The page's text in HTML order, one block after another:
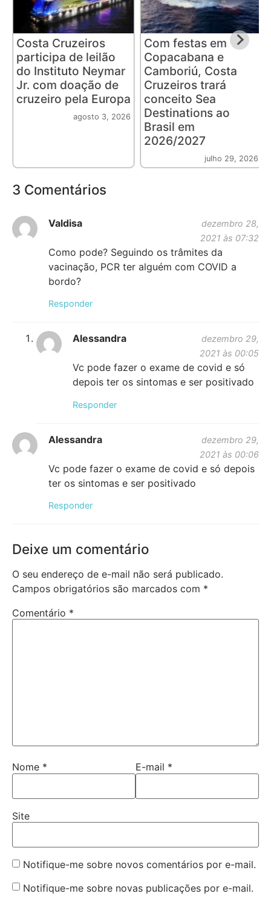
Costa Cruzeiros
participa de leilão
do Instituto Neymar
Jr. com doação de
cruzeiro pela Europa
agosto 3, 2026
Com festas em
Copacabana e
Camboriú, Costa
Cruzeiros trará
conceito Sea
Destinations ao
Brasil em
2026/2027
julho 29, 2026
3 Comentários
Valdisa
dezembro 28,
2021 às 07:32
Como pode? Seguindo os trâmites da
vacinação, PCR ter alguém com COVID a
bordo?
Responder
Alessandra
dezembro 29,
2021 às 00:05
Vc pode fazer o exame de covid e só
depois ter os sintomas e ser positivado
Responder
Alessandra
dezembro 29,
2021 às 00:06
Vc pode fazer o exame de covid e só depois
ter os sintomas e ser positivado
Responder
Deixe um comentário
O seu endereço de e-mail não será publicado.
Campos obrigatórios são marcados com *
Comentário *
Nome * E-mail *
Site
Notifique-me sobre novos comentários por e-mail.
Notifique-me sobre novas publicações por e-mail.